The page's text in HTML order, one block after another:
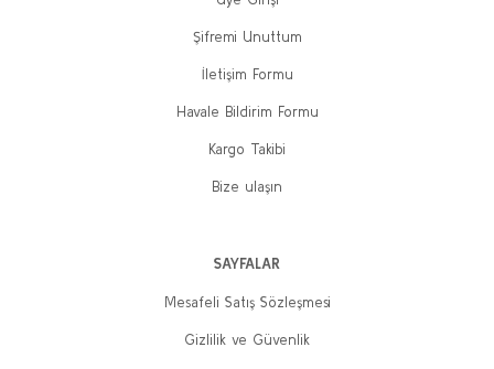
Şifremi Unuttum
İletişim Formu
Havale Bildirim Formu
Kargo Takibi
Bize ulaşın
SAYFALAR
Mesafeli Satış Sözleşmesi
Gizlilik ve Güvenlik